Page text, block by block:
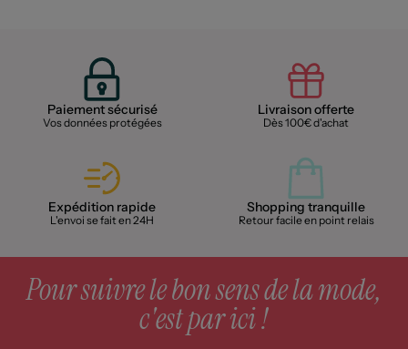
Paiement sécurisé
Vos données protégées
Livraison offerte
Dès 100€ d'achat
Expédition rapide
L'envoi se fait en 24H
Shopping tranquille
Retour facile en point relais
Pour suivre le bon sens de la mode,
c'est par ici !